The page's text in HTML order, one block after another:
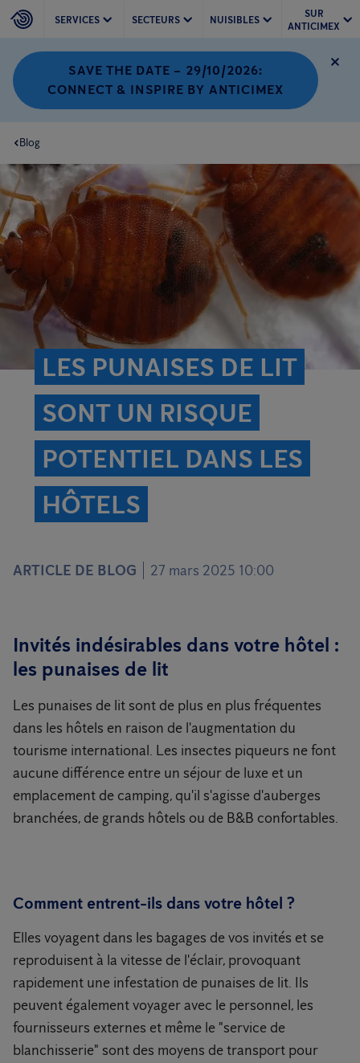
SERVICES SECTEURS NUISIBLES
SUR
ANTICIMEX
SAVE THE DATE – 29/10/2026:
CONNECT & INSPIRE BY ANTICIMEX
Blog
LES PUNAISES DE LIT
SONT UN RISQUE
POTENTIEL DANS LES
HÔTELS
ARTICLE DE BLOG 27 mars 2025 10:00
Invités indésirables dans votre hôtel :
les punaises de lit
Les punaises de lit sont de plus en plus fréquentes
dans les hôtels en raison de l'augmentation du
tourisme international. Les insectes piqueurs ne font
aucune différence entre un séjour de luxe et un
emplacement de camping, qu'il s'agisse d'auberges
branchées, de grands hôtels ou de B&B confortables.
Comment entrent-ils dans votre hôtel ?
Elles voyagent dans les bagages de vos invités et se
reproduisent à la vitesse de l'éclair, provoquant
rapidement une infestation de punaises de lit. Ils
peuvent également voyager avec le personnel, les
fournisseurs externes et même le "service de
blanchisserie" sont des moyens de transport pour